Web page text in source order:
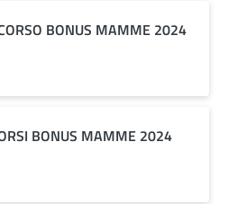
BONUS MAMME 2024
BONUS MAMME 2024